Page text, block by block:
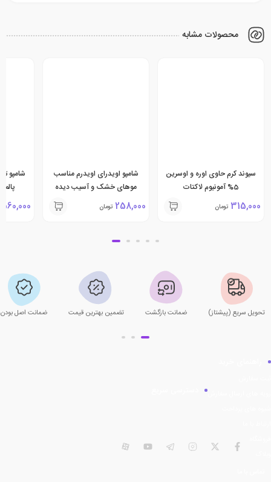
محصولات مشابه
سیوند کرم حاوی اوره و اوسرین
5% آمونیوم لاکتات
315,000 تومان
شامپو اویدرای اویدرم مناسب
موهای خشک و آسیب دیده
258,000 تومان
شامپو
560,000
تحویل سریع (پیشتاز) ضمانت بازگشت تضمین بهترین قیمت ضمانت اصل بودن
فیسبوک توییتر اینستاگرام تلگرام یوتیوب